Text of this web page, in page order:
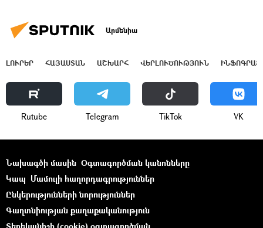
Արմենիա
ԼՈՒՐԵՐ ՀԱՅԱՍՏԱՆ ԱՇԽԱՐՀ ՎԵՐԼՈՒԾՈՒԹՅՈՒՆ
Rutube Telegram ТikТоk VK
Նախագծի մասին Օգտագործման կանոնները
Կապ Մամուլի հաղորդագրություններ
Ընկերությունների նորություններ
Գաղտնիության քաղաքականություն